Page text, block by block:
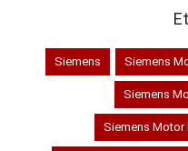
Siemens Siemens
Siemens
Siemens Motor